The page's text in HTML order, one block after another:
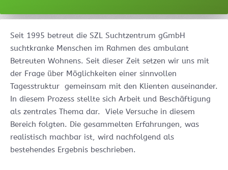
Seit 1995 betreut die SZL Suchtzentrum gGmbH
suchtkranke Menschen im Rahmen des ambulant
Betreuten Wohnens. Seit dieser Zeit setzen wir uns mit
der Frage über Möglichkeiten einer sinnvollen
Tagesstruktur gemeinsam mit den Klienten auseinander.
In diesem Prozess stellte sich Arbeit und Beschäftigung
als zentrales Thema dar. Viele Versuche in diesem
Bereich folgten. Die gesammelten Erfahrungen, was
realistisch machbar ist, wird nachfolgend als
bestehendes Ergebnis beschrieben.